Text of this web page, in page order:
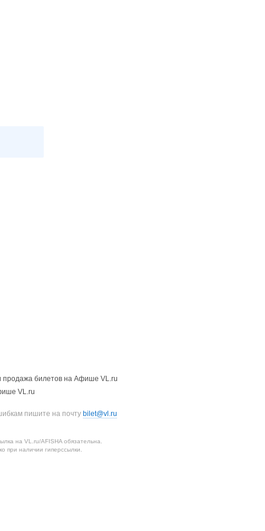
продажа билетов на Афише VL.ru
VL.ru
пишите на почту bilet@vl.ru
на VL.ru/AFISHA обязательна.
при наличии гиперссылки.